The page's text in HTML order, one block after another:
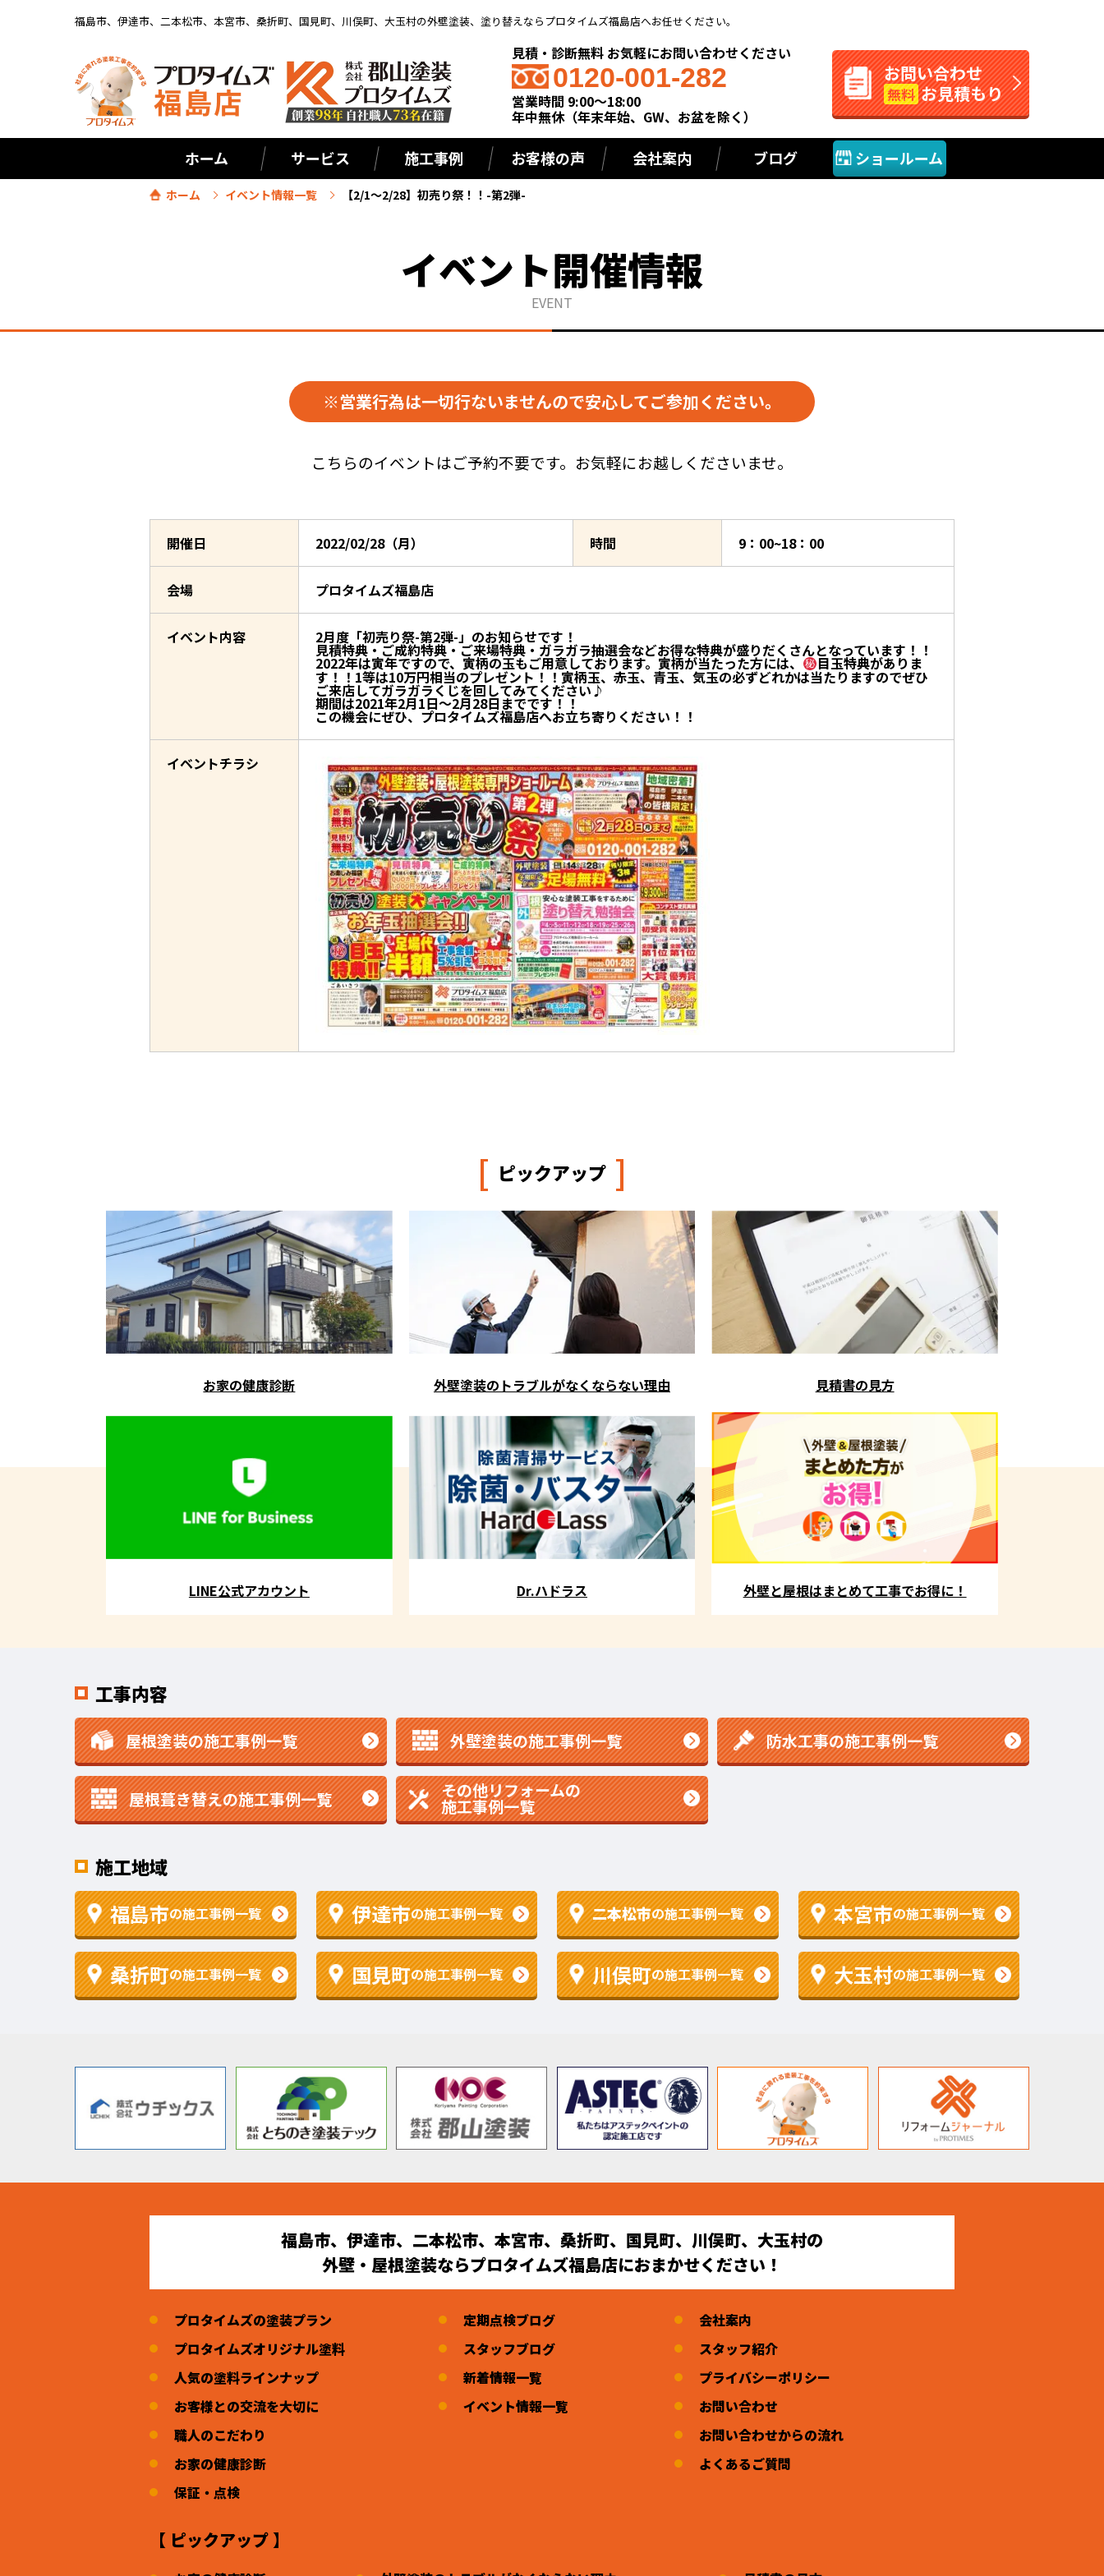
福島市、伊達市、二本松市、本宮市、桑折町、国見町、川俣町、大玉村の外壁塗装、塗り替えならプロタイムズ福島店へお任せください。
見積・診断無料 お気軽にお問い合わせください
0120-001-282
営業時間 9:00～18:00
年中無休（年末年始、GW、お盆を除く）
お問い合わせ
無料 お見積もり
ホーム サービス 施工事例 お客様の声 会社案内 ブログ ショールーム
ホーム イベント情報一覧 【2/1～2/28】初売り祭！！-第2弾-
イベント開催情報
EVENT
※営業行為は一切行ないませんので安心してご参加ください。
こちらのイベントはご予約不要です。お気軽にお越しくださいませ。
開催日 2022/02/28（月） 時間 9：00~18：00
会場 プロタイムズ福島店
イベント内容 2月度「初売り祭-第2弾-」のお知らせです！
見積特典・ご成約特典・ご来場特典・ガラガラ抽選会などお得な特典が盛りだくさんとなっています！！
2022年は寅年ですので、寅柄の玉もご用意しております。寅柄が当たった方には、 目玉特典がありま
す！！1等は10万円相当のプレゼント！！寅柄玉、赤玉、青玉、気玉の必ずどれかは当たりますのでぜひ
ご来店してガラガラくじを回してみてください♪
期間は2021年2月1日～2月28日までです！！
この機会にぜひ、プロタイムズ福島店へお立ち寄りください！！
イベントチラシ
[ ピックアップ ]
お家の健康診断 外壁塗装のトラブルがなくならない理由 見積書の見方
LINE公式アカウント Dr.ハドラス 外壁と屋根はまとめて工事でお得に！
工事内容
屋根塗装の施工事例一覧 外壁塗装の施工事例一覧 防水工事の施工事例一覧
屋根葺き替えの施工事例一覧 その他リフォームの
施工事例一覧
施工地域
福島市の施工事例一覧 伊達市の施工事例一覧 二本松市の施工事例一覧 本宮市の施工事例一覧
桑折町の施工事例一覧 国見町の施工事例一覧 川俣町の施工事例一覧 大玉村の施工事例一覧
福島市、伊達市、二本松市、本宮市、桑折町、国見町、川俣町、大玉村の
外壁・屋根塗装ならプロタイムズ福島店におまかせください！
プロタイムズの塗装プラン
プロタイムズオリジナル塗料
人気の塗料ラインナップ
お客様との交流を大切に
職人のこだわり
お家の健康診断
保証・点検
定期点検ブログ
スタッフブログ
新着情報一覧
イベント情報一覧
会社案内
スタッフ紹介
プライバシーポリシー
お問い合わせ
お問い合わせからの流れ
よくあるご質問
【 ピックアップ 】